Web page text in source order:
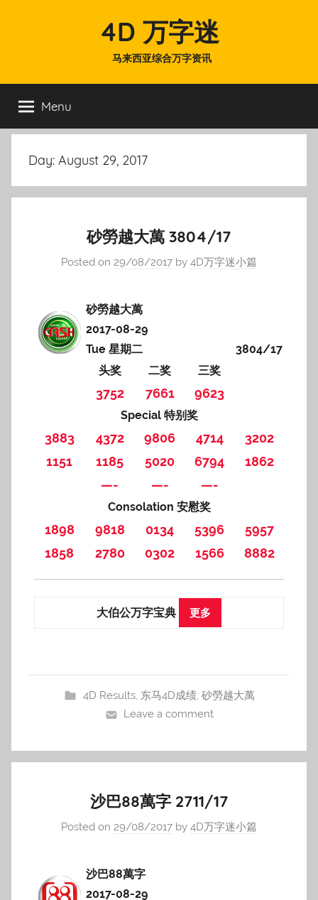
4D 万字迷
马来西亚综合万字资讯
Menu
Day: August 29, 2017
砂勞越大萬 3804/17
Posted on 29/08/2017 by 4D万字迷小篇
砂勞越大萬
2017-08-29
Tue 星期二
3804/17
头奖
二奖 三奖
3752 7661 9623
Special 特别奖
3883 4372 9806 4714
3202
1151
1185 5020 6794
1862
—-
—- —-
Consolation 安慰奖
1898 9818 0134 5396
5957
1858
2780 0302 1566 8882
大伯公万字宝典 更多
4D Results, 东马4D成绩, 砂勞越大萬
Leave a comment
沙巴88萬字 2711/17
Posted on 29/08/2017 by 4D万字迷小篇
沙巴88萬字
2017-08-29